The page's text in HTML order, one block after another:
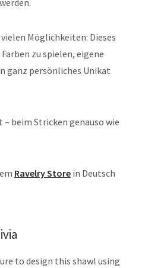
Möglichkeiten: Dieses
zu spielen, eigene
ganz persönliches Unikat
– beim Stricken genauso wie
Ravelry Store in Deutsch
to design this shawl using